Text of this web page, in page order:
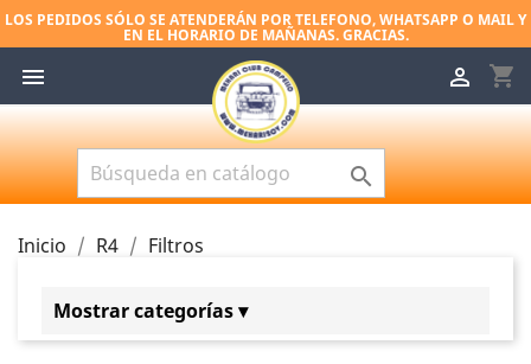
LOS PEDIDOS SÓLO SE ATENDERÁN POR TELEFONO, WHATSAPP O MAIL Y
EN EL HORARIO DE MAÑANAS. GRACIAS.
 shopping_cart


Inicio R4 Filtros
Mostrar categorías ▾
R4